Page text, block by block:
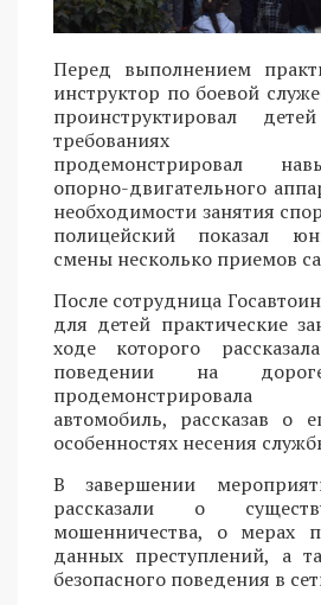
Перед выполнением
инструктор по боевой
проинструктировал
требованиях
продемонстрировал
опорно-двигательного
необходимости занятия
полицейский показал
смены несколько приемов
После сотрудница
для детей практические
ходе которого
поведении на
автомобиль, рассказав о
особенностях несения
В завершении
рассказали о
мошенничества, о мерах
данных преступлений, а
безопасного поведения в